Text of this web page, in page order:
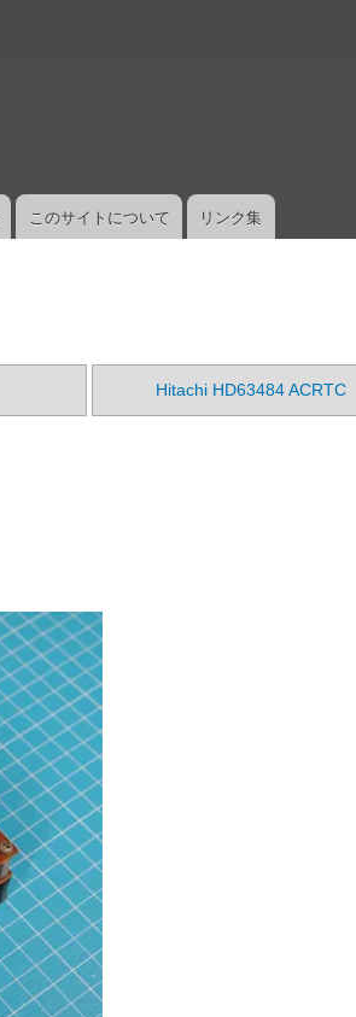
このサイトについて リンク集
Hitachi HD63484 ACRTC